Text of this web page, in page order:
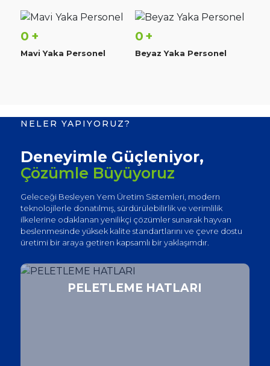
0 +
Mavi Yaka Personel
0 +
Beyaz Yaka Personel
NELER YAPIYORUZ?
Deneyimle Güçleniyor,
Çözümle Büyüyoruz
Geleceği Besleyen Yem Üretim Sistemleri, modern
teknolojilerle donatılmış, sürdürülebilirlik ve verimlilik
ilkelerine odaklanan yenilikçi çözümler sunarak hayvan
beslenmesinde yüksek kalite standartlarını ve çevre dostu
üretimi bir araya getiren kapsamlı bir yaklaşımdır.
PELETLEME HATLARI